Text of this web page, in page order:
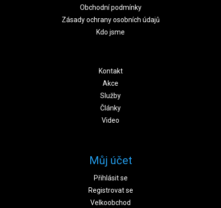
Obchodní podmínky
Zásady ochrany osobních údajů
Kdo jsme
Kontakt
Akce
Služby
Články
Video
Můj účet
Přihlásit se
Registrovat se
Velkoobchod